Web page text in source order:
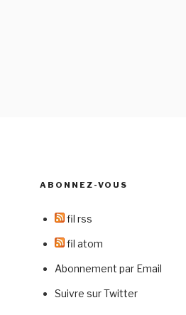
ABONNEZ-VOUS
fil rss
fil atom
Abonnement par Email
Suivre sur Twitter